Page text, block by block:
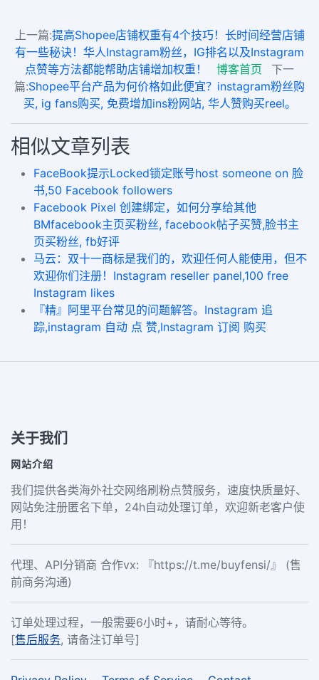
上一篇:提高Shopee店铺权重有4个技巧！长时间经营店铺
有一些秘诀！华人Instagram粉丝，IG排名以及Instagram
点赞等方法都能帮助店铺增加权重！
博客首页
下一
篇:Shopee平台产品为何价格如此便宜？instagram粉丝购
买, ig fans购买, 免费增加ins粉网站, 华人赞购买reel。
相似文章列表
FaceBook提示Locked锁定账号host someone on 脸
书,50 Facebook followers
Facebook Pixel 创建绑定，如何分享给其他
BMfacebook主页买粉丝, facebook帖子买赞,脸书主
页买粉丝, fb好评
马云：双十一商标是我们的，欢迎任何人能使用，但不
欢迎你们注册！Instagram reseller panel,100 free
Instagram likes
『精』阿里平台常见的问题解答。Instagram 追
踪,instagram 自动 点 赞,Instagram 订阅 购买
关于我们
网站介绍
我们提供各类海外社交网络刷粉点赞服务，速度快质量好、
网站免注册匿名下单，24h自动处理订单，欢迎新老客户使
用！
代理、API分销商 合作vx: 『https://t.me/buyfensi/』 (售
前商务沟通)
订单处理过程，一般需要6小时+，请耐心等待。
[售后服务, 请备注订单号]